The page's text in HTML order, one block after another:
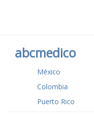
abcmedico
México
Colombia
Puerto Rico